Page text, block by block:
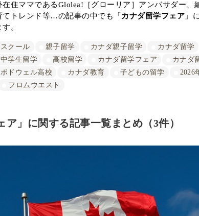
住ママであるGlolea!［グローリア］アンバサダー、
トレンド等…の記事の中でも「 カナダ留学フェア 」
。
クール 親子留学 カナダ親子留学
カナダ留学
中学生留学 高校留学 カナダ留学フェア
カナダ
ボドウェル高校 カナダ教育 子どもの留学 2026
フロムウエスト
ア」に関する記事一覧まとめ（3件）